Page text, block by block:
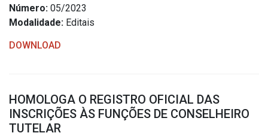
Número: 05/2023
Modalidade: Editais
DOWNLOAD
HOMOLOGA O REGISTRO OFICIAL DAS
INSCRIÇÕES ÀS FUNÇÕES DE CONSELHEIRO
TUTELAR